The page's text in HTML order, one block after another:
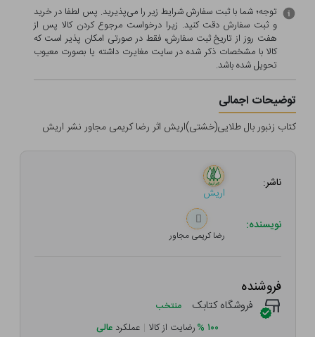
توجه؛ شما با ثبت سفارش شرایط زیر را می‌پذیرید. پس لطفا در خرید
و ثبت سفارش دقت کنید. زیرا درخواست مرجوع کردن کالا پس از
هفت روز از تاریخ ثبت سفارش، فقط در صورتی امکان پذیر است که
کالا با مشخصات ذکر شده در سایت مغایرت داشته یا بصورت معيوب
تحویل شده باشد.
توضیحات اجمالی
کتاب زنبور بال طلایی(خشتی)اریش اثر رضا کریمی مجاور نشر اریش
ناشر:
اریش
نویسنده:
رضا کریمی مجاور
فروشنده
فروشگاه کتابک منتخب
۱۰۰ %رضایت از کالا | عملکرد عالی